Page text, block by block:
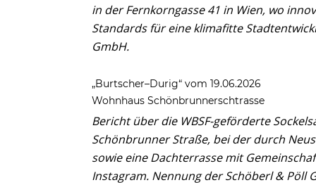
in der Fernkorngasse 41 in Wien, wo
Standards für eine klimafitte
GmbH.
„Burtscher–Durig“ vom 19.06.2026
Wohnhaus Schönbrunnerschtrasse
Bericht über die WBSF-geförderte
Schönbrunner Straße, bei der durch
sowie eine Dachterrasse mit
Instagram. Nennung der Schöberl & Pöll